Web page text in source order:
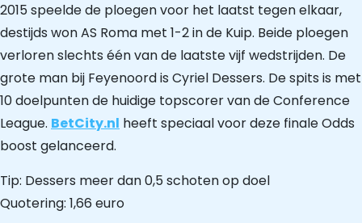
2015 speelde de ploegen voor het laatst tegen elkaar,
destijds won AS Roma met 1-2 in de Kuip. Beide ploegen
verloren slechts één van de laatste vijf wedstrijden. De
grote man bij Feyenoord is Cyriel Dessers. De spits is met
10 doelpunten de huidige topscorer van de Conference
League. BetCity.nl heeft speciaal voor deze finale Odds
boost gelanceerd.
Tip: Dessers meer dan 0,5 schoten op doel
Quotering: 1,66 euro